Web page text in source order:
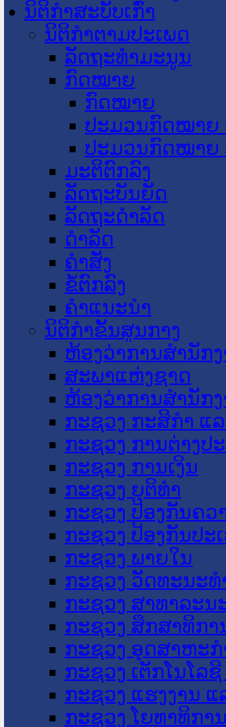
ນິຕິກໍາສະບັບເກົ່າ
ນິຕິກຳຕາມປະເພດ
ລັດຖະທໍາມະນູນ
ກົດໝາຍ
ກົດໝາຍ
ປະມວນກົດໝາຍ
ປະມວນກົດໝາຍ
ມະຕິຕົກລົງ
ລັດຖະບັນຍັດ
ລັດຖະດໍາລັດ
ດໍາລັດ
ຄໍາສັ່ງ
ຂໍ້ຕົກລົງ
ຄໍາແນະນໍາ
ນິຕິກໍາຂັ້ນສູນກາງ
ຫ້ອງວ່າການສໍານັກ
ສະພາແຫ່ງຊາດ
ຫ້ອງວ່າການສຳນັກ
ກະຊວງ ກະສິກຳ ແ
ກະຊວງ ການຕ່າງປ
ກະຊວງ ການເງິນ
ກະຊວງ ຍຸຕິທໍາ
ກະຊວງ ປ້ອງກັນຄວ
ກະຊວງ ປ້ອງກັນປະ
ກະຊວງ ພາຍໃນ
ກະຊວງ ວັດທະນະ
ກະຊວງ ສາທາລະນ
ກະຊວງ ສຶກສາທິກາ
ກະຊວງ ອຸດສາຫະ
ກະຊວງ ເຕັກໂນໂລ
ກະຊວງ ແຮງງານ
ກະຊວງ ໂຍທາທິກາ